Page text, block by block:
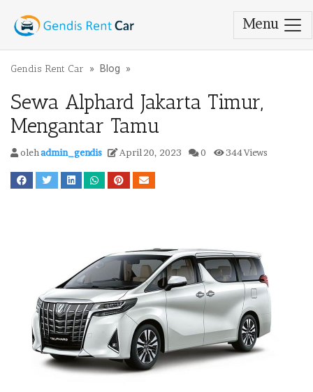
Menu
Gendis Rent Car » Blog »
Sewa Alphard Jakarta Timur,
Mengantar Tamu
olehadmin_gendis April 20, 2023 0 344 Views